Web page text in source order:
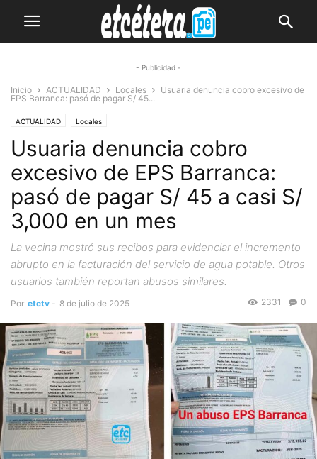
- Publicidad -
Inicio ACTUALIDAD Locales
Usuaria denuncia cobro excesivo de
EPS Barranca: pasó de pagar S/ 45...
ACTUALIDAD Locales
Usuaria denuncia cobro
excesivo de EPS Barranca:
pasó de pagar S/ 45 a casi S/
3,000 en un mes
La vecina mostró sus recibos para evidenciar el incremento
abrupto en la facturación del servicio de agua potable. Otros
usuarios también reportan abusos similares.
Por etctv - 8 de julio de 2025 0
2331